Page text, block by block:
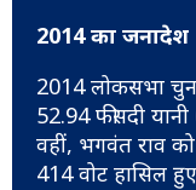
2014 का जनादेश
2014 लोकसभा
52.94 फीसदी
वहीं, भगवंत राव
414 वोट हासिल